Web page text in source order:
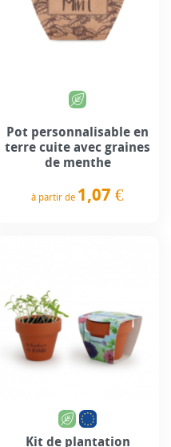
Pot personnalisable en
terre cuite avec graines
de menthe
à partir de 1,07 €
Kit de plantation